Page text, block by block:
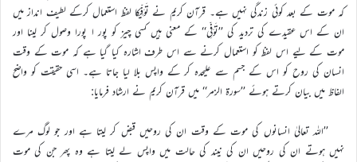
کہ موت کے بعد کوئی زندگی نہیں ہے۔ قرآن کریم نے تَوَفِّیکا لفظ استعمال کرکے لطیف انداز میں
ان کے اس عقیدے کی تردید کی ’’تَوَفِّی‘‘ کے معنی ہیں کسی چیز کو پور ا پورا وصول کر لینا اور
موت کے لیے اس لفظ کو استعمال کرنے سے اس طرف اشارہ کیا گیا ہے کہ موت کے وقت
انسان کی روح کو اس کے جسم سے علیحدہ کر کے واپس بلا لیا جاتا ہے۔ اسی حقیقت کو واضح
الفاظ میں بیان کرتے ہوئے ’’سورۃ الزمر‘‘ میں قرآن کریم نے ارشاد فرمایا:
’’اللہ تعالیٰ انسانوں کی موت کے وقت ان کی روحیں قبض کر لیتا ہے اور جو لوگ مرے
نہیں ہوتے ان کی روحیں ان کی نیند کی حالت میں واپس لے لیتا ہے وہ پھر جن کی موت